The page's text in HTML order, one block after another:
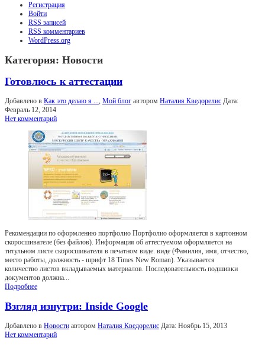
Регистрация
Войти
RSS записей
RSS комментариев
WordPress.org
Категория: Новости
Готовлюсь к аттестации
Добавлено в Как это делаю я ..., Мой блог автором Наталия Кведорелис Дата:
Февраль 12, 2014
Нет комментарий
Рекомендации по оформлению портфолио Портфолио оформляется в картонном
скоросшивателе (без файлов). Информация об аттестуемом оформляется на
титульном листе скоросшивателя в печатном виде. виде (Фамилия, имя, отчество,
место работы, должность - шрифт 18 Times New Roman). Указывается
количество листов вкладываемых материалов. Последовательность подшивки
документов должна...
Подробнее
Взгляд изнутри: Inside Google
Добавлено в Новости автором Наталия Кведорелис Дата: Ноябрь 15, 2013
Нет комментарий